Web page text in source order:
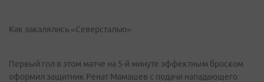
Как закалялись «Северсталью»
Первый гол в этом матче на 5-й минуте эффектным броском
оформил защитник Ренат Мамашев с подачи нападающего